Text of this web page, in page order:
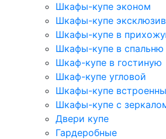
Шкафы-купе эконом
Шкафы-купе эксклюзив
Шкафы-купе в
Шкафы-купе в спальню
Шкаф-купе в гостиную
Шкаф-купе угловой
Шкафы-купе
Шкафы-купе с
Двери купе
Гардеробные